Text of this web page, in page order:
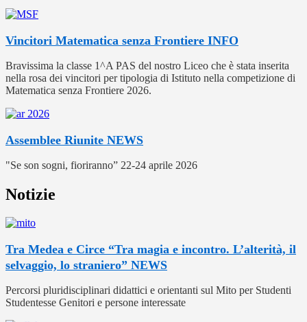
Vincitori Matematica senza Frontiere INFO
Bravissima la classe 1^A PAS del nostro Liceo che è stata inserita
nella rosa dei vincitori per tipologia di Istituto nella competizione di
Matematica senza Frontiere 2026.
Assemblee Riunite NEWS
"Se son sogni, fioriranno” 22-24 aprile 2026
Notizie
Tra Medea e Circe “Tra magia e incontro. L’alterità, il
selvaggio, lo straniero” NEWS
Percorsi pluridisciplinari didattici e orientanti sul Mito per Studenti
Studentesse Genitori e persone interessate